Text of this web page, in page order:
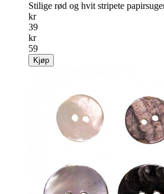
Stilige rød og hvit stripete
kr
39
kr
59
Kjøp